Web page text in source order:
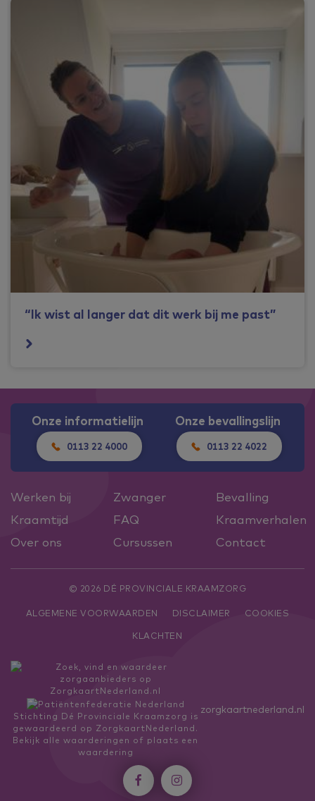
“Ik wist al langer dat dit werk bij me past”
Onze informatielijn
0113 22 4000
Onze bevallingslijn
0113 22 4022
Werken bij Zwanger
Bevalling
Kraamtijd
FAQ
Kraamverhalen
Over ons
Cursussen Contact
© 2026 DÉ PROVINCIALE KRAAMZORG
ALGEMENE VOORWAARDEN DISCLAIMER
COOKIES
KLACHTEN
Stichting Dé Provinciale Kraamzorg is
gewaardeerd op ZorgkaartNederland.
Bekijk alle waarderingen of plaats een
waardering
zorgkaartnederland.nl
 